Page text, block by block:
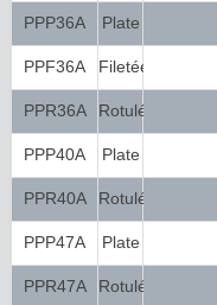
PPP36A Plate
PPF36A Filetée
PPR36A Rotulée
PPP40A Plate
PPR40A Rotulée
PPP47A Plate
PPR47A Rotulée